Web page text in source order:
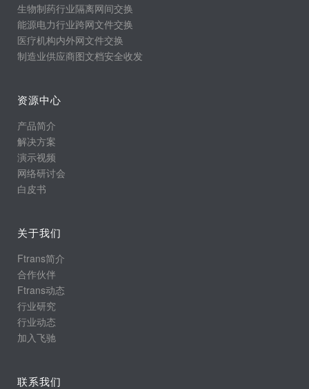
生物制药行业隔离网间交换
能源电力行业跨网文件交换
医疗机构内外网文件交换
制造业供应商图文档安全收发
资源中心
产品简介
解决方案
演示视频
网络研讨会
白皮书
关于我们
Ftrans简介
合作伙伴
Ftrans动态
行业研究
行业动态
加入飞驰
联系我们